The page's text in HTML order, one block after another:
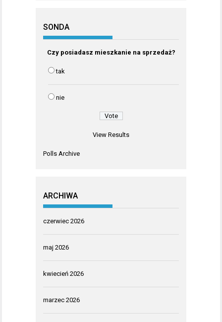
SONDA
Czy posiadasz mieszkanie na sprzedaż?
tak
nie
View Results
Polls Archive
ARCHIWA
czerwiec 2026
maj 2026
kwiecień 2026
marzec 2026